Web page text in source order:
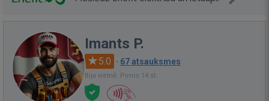
Imants P.
5.0 · 67 atsauksmes
Bija vietnē: Pirms 14 st.